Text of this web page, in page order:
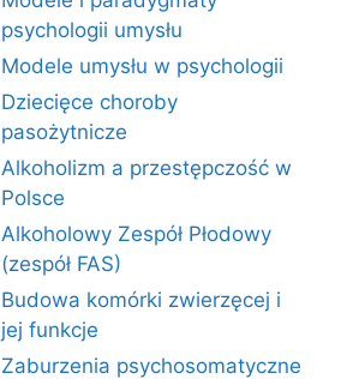
psychologii umysłu
Modele umysłu w psychologii
Dziecięce choroby
pasożytnicze
Alkoholizm a przestępczość w
Polsce
Alkoholowy Zespół Płodowy
(zespół FAS)
Budowa komórki zwierzęcej i
jej funkcje
Zaburzenia psychosomatyczne